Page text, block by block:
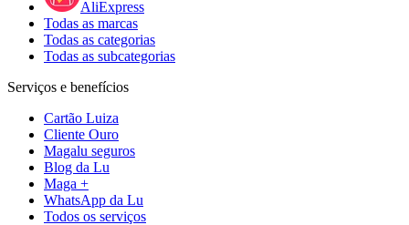
AliExpress
Todas as marcas
Todas as categorias
Todas as subcategorias
Serviços e benefícios
Cartão Luiza
Cliente Ouro
Magalu seguros
Blog da Lu
Maga +
WhatsApp da Lu
Todos os serviços